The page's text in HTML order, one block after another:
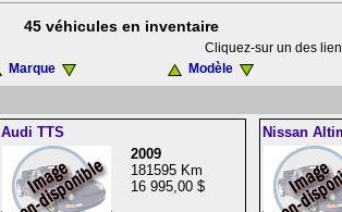
45 véhicules en inventaire
Cliquez-sur un des
Marque
Modèle
Audi TTS
2009
181595 Km
16 995,00 $
Nissan